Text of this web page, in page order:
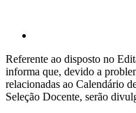
Referente ao disposto no
informa que, devido a
relacionadas ao Calendário
Seleção Docente, serão